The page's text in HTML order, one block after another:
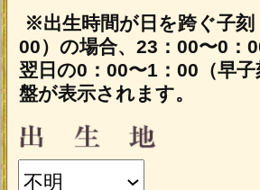
なれます。
テレシスネットワーク株式会社は、
ご入力いただいた情報を、占いサー
ビスを提供するためにのみ使用し、
情報の蓄積を行ったり、他の目的で
使用することはありません。ご利用
個人情報保護方針
に同意の上、必要事項をご入力くだ